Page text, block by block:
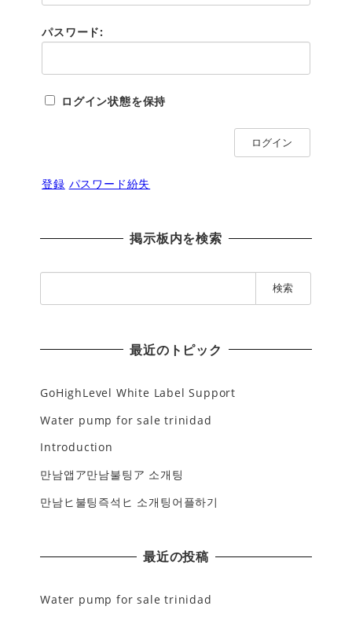
パスワード:
ログイン状態を保持
ログイン
登録 パスワード紛失
掲示板内を検索
索
最近のトピック
GoHighLevel White Label Support
Water pump for sale trinidad
Introduction
만남앱ア만남불팅ア 소개팅
만남ヒ불팅즉석ヒ 소개팅어플하기
最近の投稿
Water pump for sale trinidad